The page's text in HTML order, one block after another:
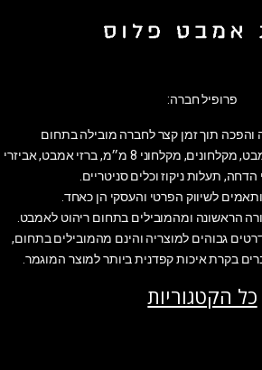
פרופיל חברה:
תוך זמן קצר לחברה מובילה בתחום
מקלחוני 8 מ״מ, ברזי אמבט, אביזרי
תעלות ניקוז וכלים סניטריים.
לשיווק הפרטי והעסקי הן כאחד.
הראשונה ומהמובילים בתחום ריהוט לאמבט.
גבוהים למוצריה והינם מהמובילים בתחום,
בקרת איכות קפדנית ביותר למוצר המוגמר.
כל הקטגוריות